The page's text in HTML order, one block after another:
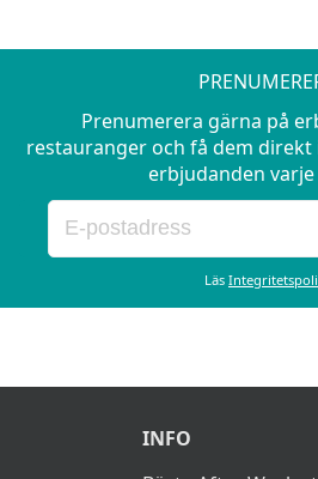
Prenumerera gärna på
restauranger och få dem direkt
erbjudanden
Läs
INFO